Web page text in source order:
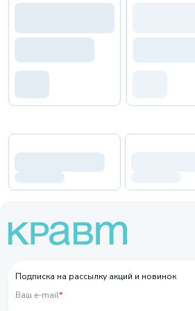
Подписка на рассылку акций и новинок
Ваш e-mail*